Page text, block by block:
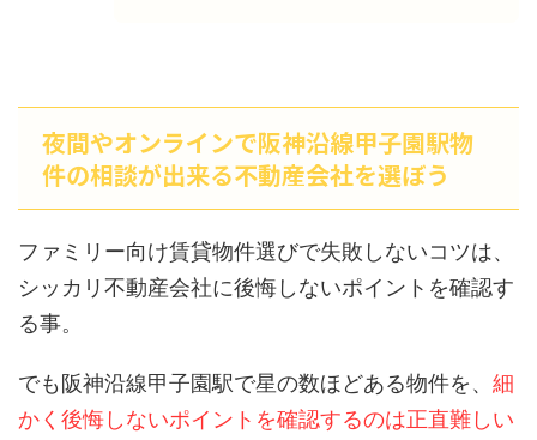
夜間やオンラインで阪神沿線甲子園駅物
件の相談が出来る不動産会社を選ぼう
ファミリー向け賃貸物件選びで失敗しないコツは、
シッカリ不動産会社に後悔しないポイントを確認す
る事。
でも阪神沿線甲子園駅で星の数ほどある物件を、 細
かく後悔しないポイントを確認するのは正直難しい